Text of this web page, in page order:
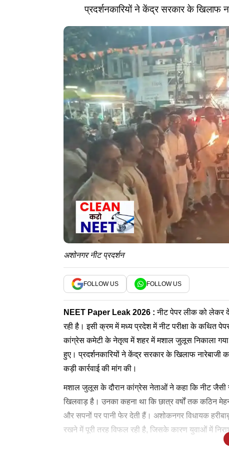
प्रदर्शनकारियों ने केंद्र सरकार के खिलाफ
अशोनगर नीट प्रदर्शन
FOLLOW US FOLLOW US
NEET Paper Leak 2026 :नीट पेपर लीक को लेकर
रही है। इसी क्रम में मध्य प्रदेश में नीट परीक्षा के कथित
कांग्रेस कमेटी के नेतृत्व में शहर में मशाल जुलूस निकाला
हुए। प्रदर्शनकारियों ने केंद्र सरकार के खिलाफ नारेबाजी
कड़ी कार्रवाई की मांग की।
मशाल जुलूस के दौरान कांग्रेस नेताओं ने कहा कि नीट जैसी
खिलवाड़ है। उनका कहना था कि छात्र वर्षों तक कठिन
और सपनों पर पानी फेर देती हैं। अशोकनगर विधायक
रखने में पूरी तरह विफल रही है, जिसके कारण युवाओं में